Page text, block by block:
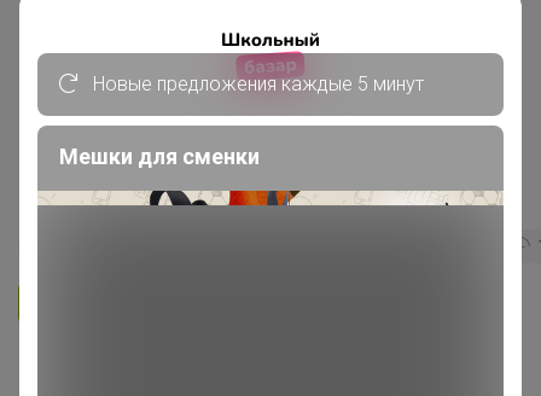
ОДЕЖДА ДЛЯ ВЗРОСЛЫХ
F5 JEANS - ДЖИНСЫ, футболки,
поло ✅ СКИДКИ : 10% на джинсы,
20% на футболки
Новые предложения каждые 5 минут
Мешки для сменки